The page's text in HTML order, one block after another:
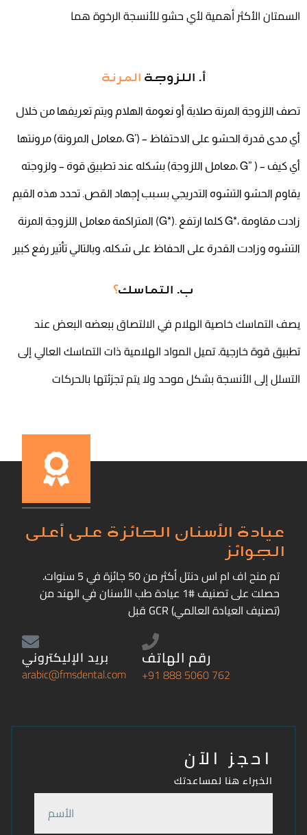
السمتان الأكثر أهمية لأي حشو للأنسجة الرخوة هما
أ. اللزوجة المرنة
تصف اللزوجة المرنة صلابة أو نعومة الهلام ويتم تعريفها من خلال
مرونتها (معامل المرونة، G’) – أي مدى قدرة الحشو على الاحتفاظ
بشكله عند تطبيق قوة – ولزوجته (معامل اللزوجة، G” ) – أي كيف
يقاوم الحشو التشوه التدريجي بسبب إجهاد القص. تحدد هذه القيم
المتراكمة معامل اللزوجة المرنة (G*). كلما ارتفع G*، زادت مقاومة
التشوه وزادت القدرة على الحفاظ على شكله، وبالتالي تأثير رفع كبير
ب. التماسك؟
يصف التماسك خاصية الهلام في الالتصاق ببعضه البعض عند
تطبيق قوة خارجية. تميل المواد الهلامية ذات التماسك العالي إلى
التسلل إلى الأنسجة بشكل موحد ولا يتم تجزئتها بالحركات
عيادة الأسنان الحائزة على أعلى
الجوائز
تم منح اف ام اس دنتل أكثر من 50 جائزة في 5 سنوات.
حصلت على تصنيف #1 عيادة طب الأسنان في الهند من
قبل GCR (تصنيف العيادة العالمي)
بريد الإليكتروني
arabic@fmsdental.com
رقم الهاتف
+91 888 5060 762
احجز الآن
الخبراء هنا لمساعدتك